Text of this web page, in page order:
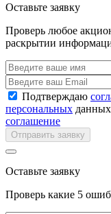
Оставьте заявку
Проверь любое
раскрытии
Подтверждаю
персональных
соглашение
Отправить заявку
Оставьте заявку
Проверь какие 5